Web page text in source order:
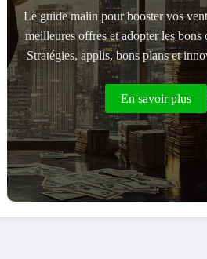
Le guide malin pour booster vos
meilleures offres et adopter les bons
Stratégies, applis, bons plans et
En savoir plus